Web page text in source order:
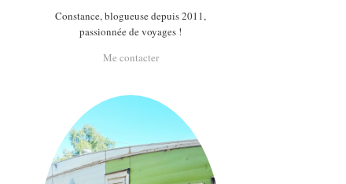
Constance, blogueuse depuis 2011,
passionnée de voyages !
Me contacter